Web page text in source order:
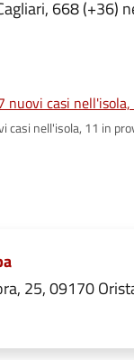
668 (+36)
casi nell'isola, 11 in
25, 09170